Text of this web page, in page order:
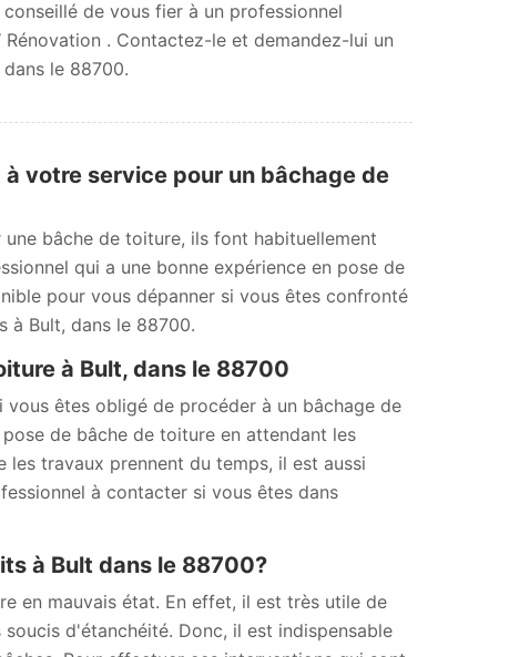
de vous fier à un professionnel
. Contactez-le et demandez-lui un
le 88700.
à votre service pour un bâchage de
bâche de toiture, ils font habituellement
qui a une bonne expérience en pose de
pour vous dépanner si vous êtes confronté
à Bult, dans le 88700.
à Bult, dans le 88700
êtes obligé de procéder à un bâchage de
de bâche de toiture en attendant les
travaux prennent du temps, il est aussi
à contacter si vous êtes dans
à Bult dans le 88700?
en mauvais état. En effet, il est très utile de
d'étanchéité. Donc, il est indispensable